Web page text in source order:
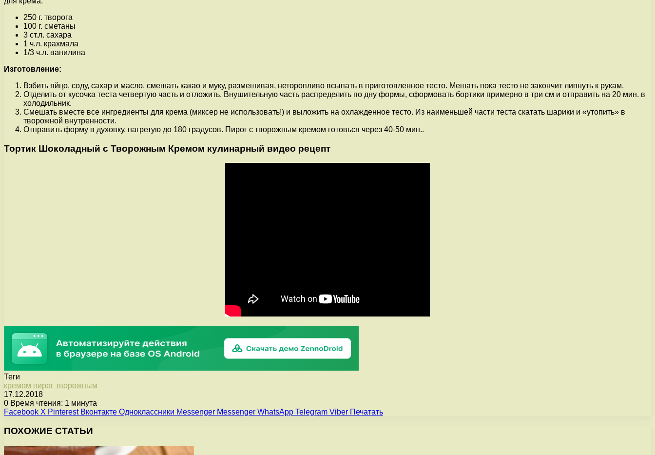
250 г. творога
100 г. сметаны
3 ст.л. сахара
1 ч.л. крахмала
1/3 ч.л. ванилина
Изготовление:
Взбить яйцо, соду, сахар и масло, смешать какао и муку, размешивая, неторопливо всыпать в приготовленное тесто. Мешать пока тесто не закончит липнуть к рукам.
Отделить от кусочка теста четвертую часть и отложить. Внушительную часть распределить по дну формы, сформовать бортики примерно в три см и отправить на 20 мин. в
холодильник.
Смешать вместе все ингредиенты для крема (миксер не использовать!) и выложить на охлажденное тесто. Из наименьшей части теста скатать шарики и «утопить» в
творожной внутренности.
Отправить форму в духовку, нагретую до 180 градусов. Пирог с творожным кремом готовься через 40-50 мин..
Тортик Шоколадный с Творожным Кремом кулинарный видео рецепт
Теги
кремом пирог творожным
17.12.2018
0 Время чтения: 1 минута
Facebook X Pinterest Вконтакте Одноклассники Messenger Messenger WhatsApp Telegram Viber Печатать
ПОХОЖИЕ СТАТЬИ